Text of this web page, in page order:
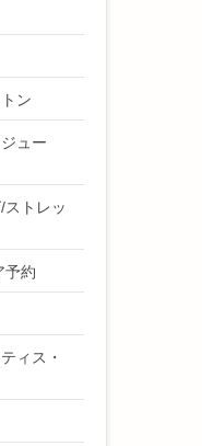
ン
ュー
ストレッ
予約
ィス・